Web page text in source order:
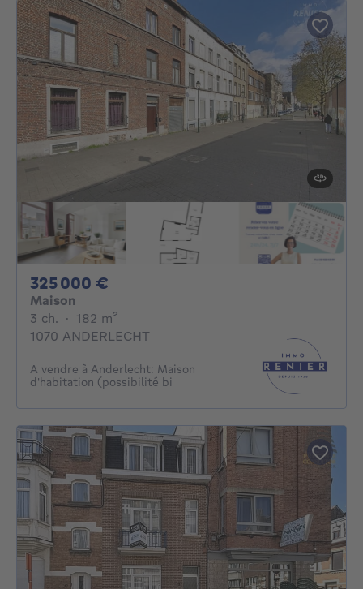
325 000 €
Maison
3 ch. 3 chambres
· 182 m²
1070 ANDERLECHT
A vendre à Anderlecht: Maison
d'habitation (possibilité bi